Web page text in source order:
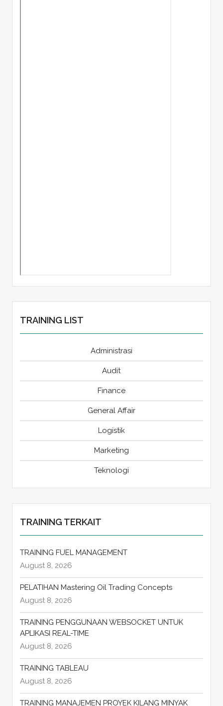
TRAINING LIST
Administrasi
Audit
Finance
General Affair
Logistik
Marketing
Teknologi
TRAINING TERKAIT
TRAINING FUEL MANAGEMENT
August 8, 2026
PELATIHAN Mastering Oil Trading Concepts
August 8, 2026
TRAINING PENGGUNAAN WEBSOCKET UNTUK
APLIKASI REAL-TIME
August 8, 2026
TRAINING TABLEAU
August 8, 2026
TRAINING MANAJEMEN PROYEK KILANG MINYAK